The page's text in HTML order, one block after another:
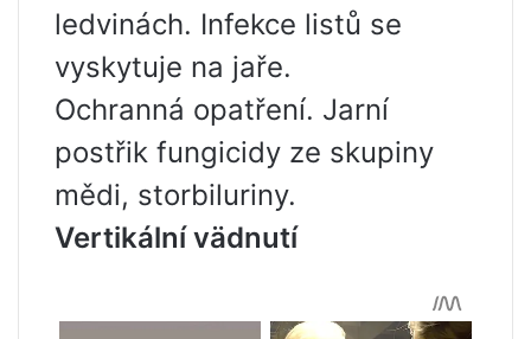
ledvinách. Infekce listů se
vyskytuje na jaře.
Ochranná opatření. Jarní
postřik fungicidy ze skupiny
mědi, storbiluriny.
Vertikální vädnutí